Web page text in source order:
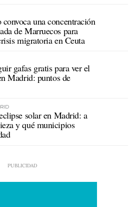
una concentración
de Marruecos para
migratoria en Ceuta
gafas gratis para ver el
Madrid: puntos de
solar en Madrid: a
y qué municipios